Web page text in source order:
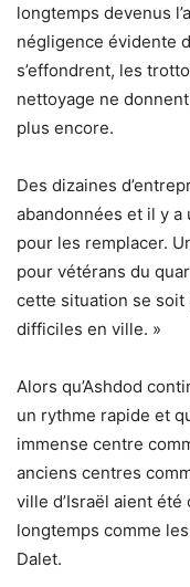
longtemps devenus
négligence évidente
s’effondrent, les
nettoyage ne
plus encore.
Des dizaines
abandonnées et il y a
pour les remplacer.
pour vétérans du
cette situation se
difficiles en ville. »
Alors qu’Ashdod
un rythme rapide et
immense centre
anciens centres
ville d’Israël aient
longtemps comme
Dalet.